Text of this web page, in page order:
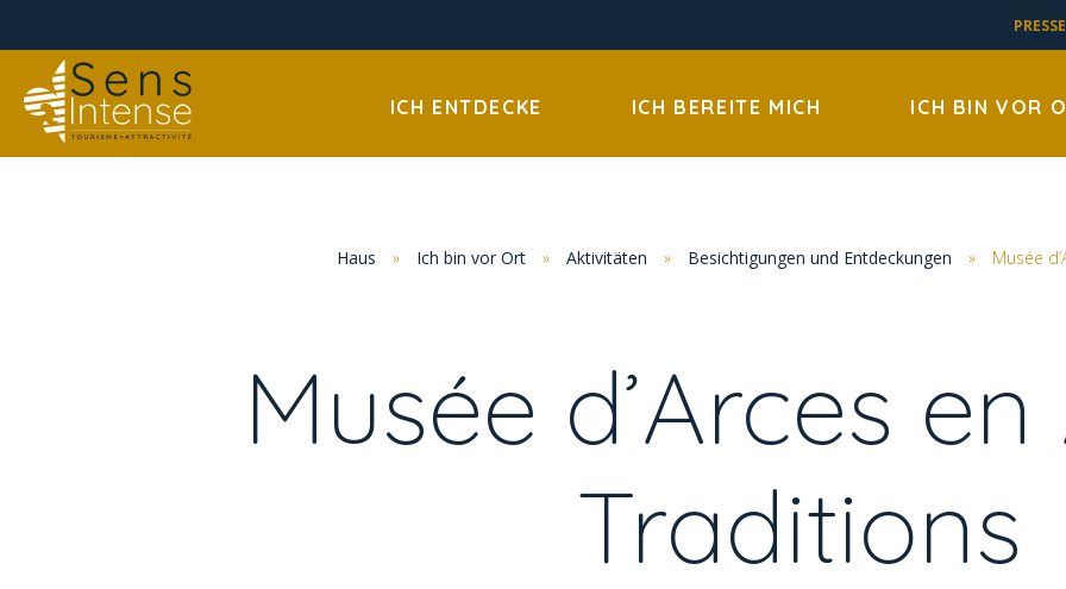
PRESSE
ICH ENTDECKE ICH BEREITE MICH ICH BIN VOR
Haus » Ich bin vor Ort » Aktivitäten » Besichtigungen und Entdeckungen » Musée
Musée d’Arces
Traditions